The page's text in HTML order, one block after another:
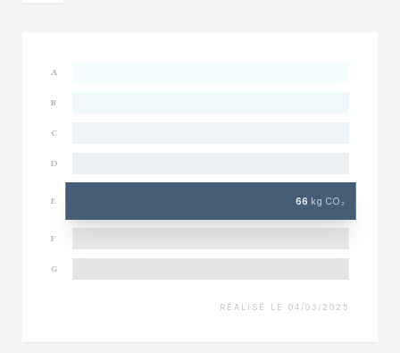
A
B
C
D
E 66 kg CO₂
F
G
RÉALISÉ LE 04/03/2025